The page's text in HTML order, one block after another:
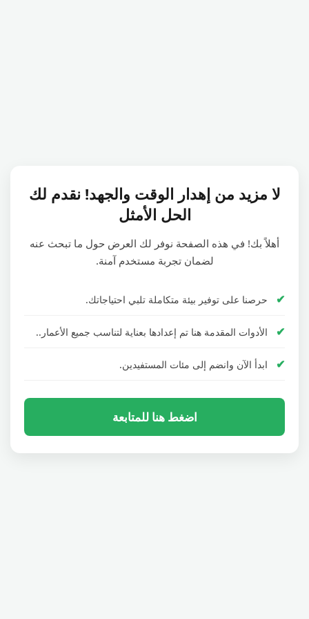
لا مزيد من إهدار الوقت والجهد! نقدم لك
الحل الأمثل
أهلاً بك! في هذه الصفحة نوفر لك العرض حول ما تبحث عنه
لضمان تجربة مستخدم آمنة.
حرصنا على توفير بيئة متكاملة تلبي احتياجاتك.
الأدوات المقدمة هنا تم إعدادها بعناية لتناسب جميع الأعمار..
ابدأ الآن وانضم إلى مئات المستفيدين.
اضغط هنا للمتابعة